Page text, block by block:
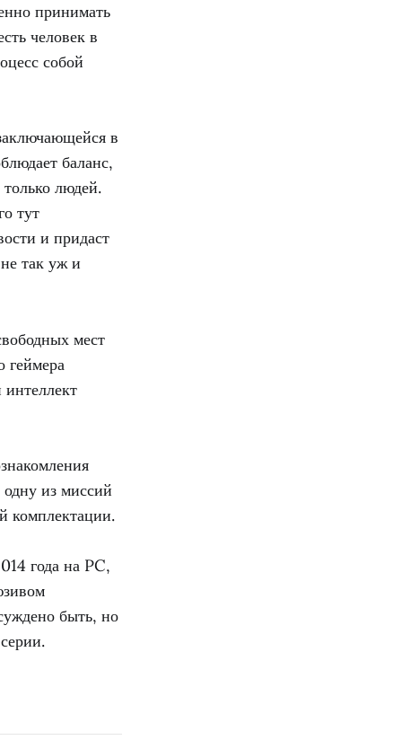
принимать
человек в
собой
в
баланс,
людей.
тут
и придаст
так уж и
мест
геймера
из миссий
комплектации.
года на PC,
быть, но